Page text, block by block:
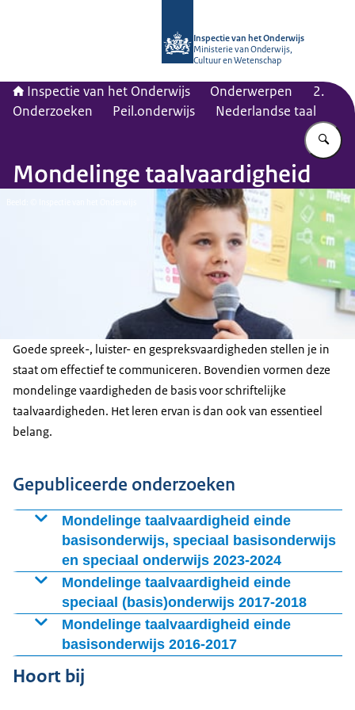
Inspectie van het Onderwijs
Ministerie van Onderwijs,
Cultuur en Wetenschap
Inspectie van het Onderwijs Onderwerpen
2.
Onderzoeken
Peil.onderwijs Nederlandse taal
Mondelinge taalvaardigheid
Goede spreek-, luister- en gespreksvaardigheden stellen je in
staat om effectief te communiceren. Bovendien vormen deze
mondelinge vaardigheden de basis voor schriftelijke
taalvaardigheden. Het leren ervan is dan ook van essentieel
belang.
Gepubliceerde onderzoeken
Mondelinge taalvaardigheid einde
basisonderwijs, speciaal basisonderwijs
en speciaal onderwijs 2023-2024
De peiling van de mondelinge taalvaardigheid van
leerlingen aan het einde van het basisonderwijs,
speciaal basisonderwijs en speciaal onderwijs laat zien
dat spreken, luisteren en gesprekken voeren meer
landelijke peiling blijkt dat de ontwikkeling van
Mondelinge taalvaardigheid einde
speciaal (basis)onderwijs 2017-2018
In de peiling Mondelinge taalvaardigheid speciaal
basisonderwijs (sbo) en speciaal onderwijs (so
voormalig cluster 4) is de luister-, spreek- en
gespreksvaardigheid in kaart gebracht van leerlingen
Mondelinge taalvaardigheid einde
basisonderwijs 2016-2017
De peiling Mondelinge taalvaardigheid geeft zicht op
de vaardigheid van basisschoolleerlingen einde groep
Hoort bij